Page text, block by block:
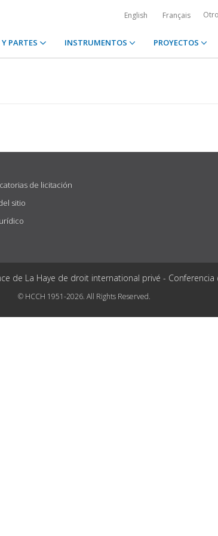
English Français
PARTES INSTRUMENTOS PROYECTOS
de licitación
sitio
de La Haye de droit international privé -
© HCCH 1951-2026. All Rights Reserved.